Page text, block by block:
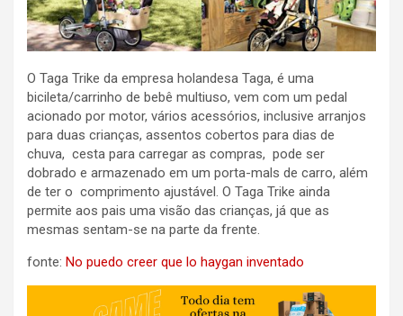
O Taga Trike da empresa holandesa Taga, é uma
bicileta/carrinho de bebê multiuso, vem com um pedal
acionado por motor, vários acessórios, inclusive arranjos
para duas crianças, assentos cobertos para dias de
chuva, cesta para carregar as compras, pode ser
dobrado e armazenado em um porta-mals de carro, além
de ter o comprimento ajustável. O Taga Trike ainda
permite aos pais uma visão das crianças, já que as
mesmas sentam-se na parte da frente.
fonte: No puedo creer que lo haygan inventado